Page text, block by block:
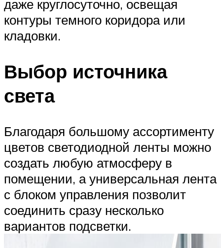
даже круглосуточно, освещая
контуры темного коридора или
кладовки.
Выбор источника
света
Благодаря большому ассортименту
цветов светодиодной ленты можно
создать любую атмосферу в
помещении, а универсальная лента
с блоком управления позволит
соединить сразу несколько
вариантов подсветки.